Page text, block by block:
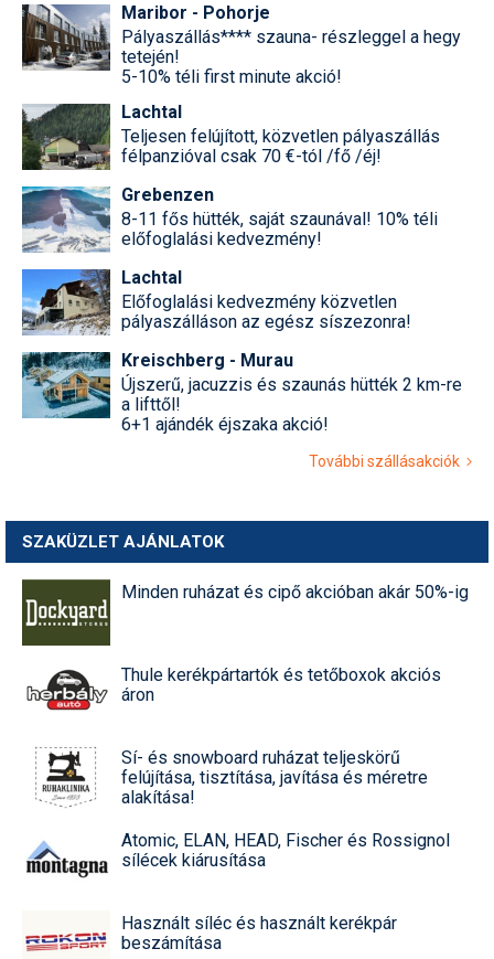
Maribor - Pohorje
Pályaszállás**** szauna- részleggel a hegy
tetején!
5-10% téli first minute akció!
Lachtal
Teljesen felújított, közvetlen pályaszállás
félpanzióval csak 70 €-tól /fő /éj!
Grebenzen
8-11 fős hütték, saját szaunával! 10% téli
előfoglalási kedvezmény!
Lachtal
Előfoglalási kedvezmény közvetlen
pályaszálláson az egész síszezonra!
Kreischberg - Murau
Újszerű, jacuzzis és szaunás hütték 2 km-re
a lifttől!
6+1 ajándék éjszaka akció!
További szállásakciók
SZAKÜZLET AJÁNLATOK
Minden ruházat és cipő akcióban akár 50%-ig
Thule kerékpártartók és tetőboxok akciós
áron
Sí- és snowboard ruházat teljeskörű
felújítása, tisztítása, javítása és méretre
alakítása!
Atomic, ELAN, HEAD, Fischer és Rossignol
sílécek kiárusítása
Használt síléc és használt kerékpár
beszámítása